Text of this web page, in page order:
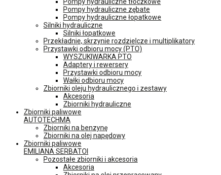
Pompy hydrauliczne zębate
Pompy hydrauliczne łopatkowe
Silniki hydrauliczne
Silniki łopatkowe
Przekładnie, skrzynie rozdzielcze i multiplikatory
Przystawki odbioru mocy (PTO)
WYSZUKIWARKA PTO
Adaptery i rewersery
Przystawki odbioru mocy
Wałki odbioru mocy
Zbiorniki oleju hydraulicznego i zestawy
Akcesoria
Zbiorniki hydrauliczne
Zbiorniki paliwowe
AUTOTECHMA
Zbiorniki na benzynę
Zbiorniki na olej napędowy
Zbiorniki paliwowe
EMILIANA SERBATOI
Pozostałe zbiorniki i akcesoria
Akcesoria